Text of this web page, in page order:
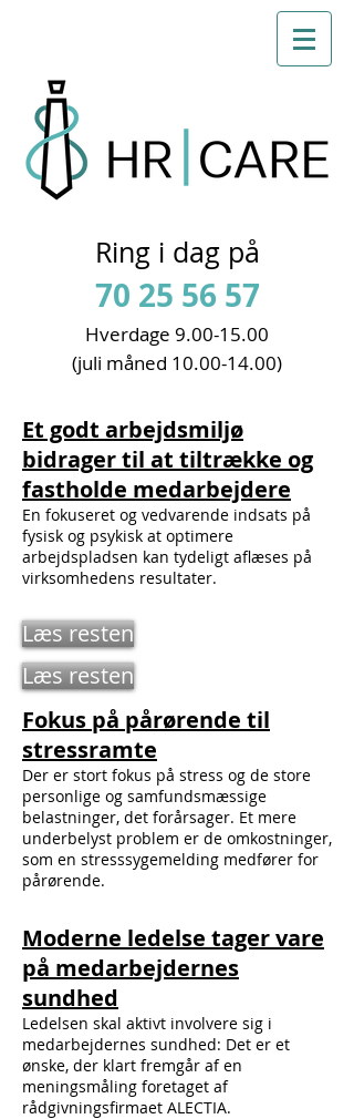
Ring i dag på
70 25 56 57
Hverdage 9.00-15.00
(juli måned 10.00-14.00)
Et godt arbejdsmiljø
bidrager til at tiltrække og
fastholde medarbejdere
En fokuseret og vedvarende indsats på
fysisk og psykisk at optimere
arbejdspladsen kan tydeligt aflæses på
virksomhedens resultater.
Læs resten
Læs resten
Fokus på pårørende til
stressramte
Der er stort fokus på stress og de store
personlige og samfundsmæssige
belastninger, det forårsager. Et mere
underbelyst problem er de omkostninger,
som en stresssygemelding medfører for
pårørende.
Moderne ledelse tager vare
på medarbejdernes
sundhed
Ledelsen skal aktivt involvere sig i
medarbejdernes sundhed: Det er et
ønske, der klart fremgår af en
meningsmåling foretaget af
rådgivningsfirmaet ALECTIA.